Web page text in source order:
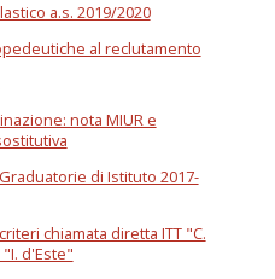
a.s. 2019/2020
al reclutamento
nota MIUR e
di Istituto 2017-
chiamata diretta ITT "C.
d'Este"